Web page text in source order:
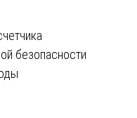
безопасности